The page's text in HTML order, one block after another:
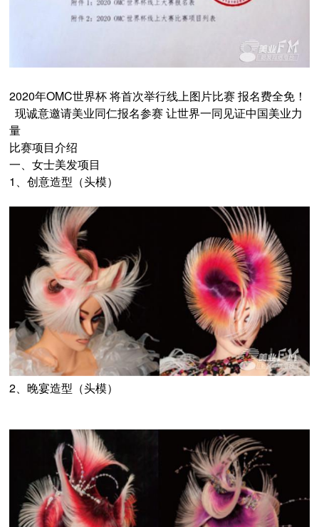
2020年OMC世界杯 将首次举行线上图片比赛 报名费全免！
现诚意邀请美业同仁报名参赛 让世界一同见证中国美业力
量
比赛项目介绍
一、女士美发项目
1、创意造型（头模）
2、晚宴造型（头模）